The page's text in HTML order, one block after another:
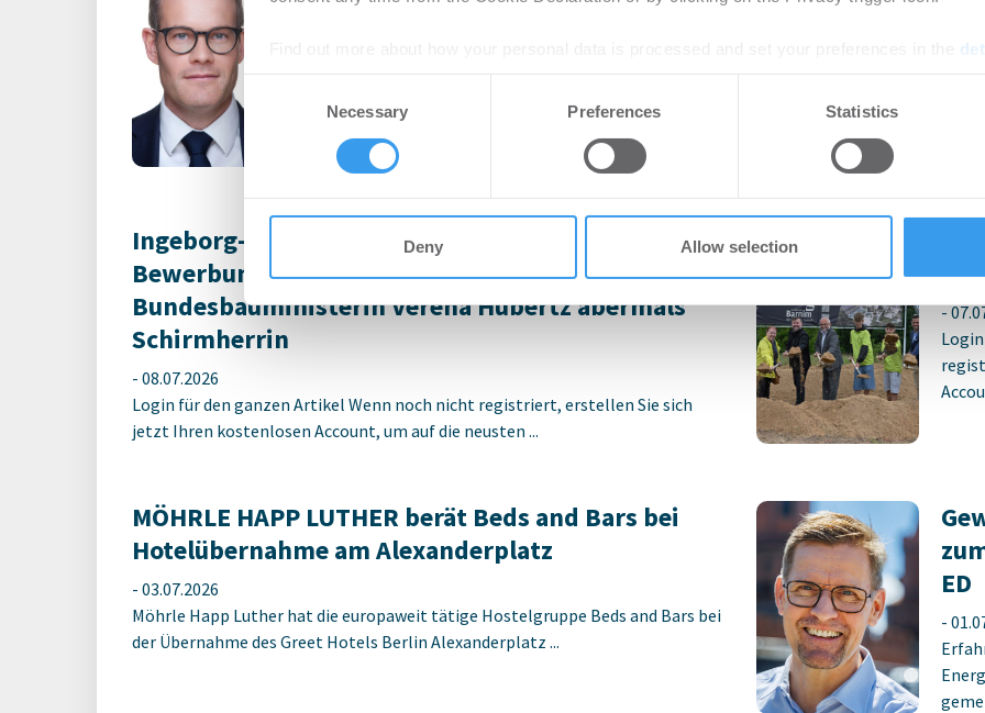
We use cookies to personalise content and ads, to provide social media features and to
other information that you’ve provided to them or that they’ve collected from your use of their
Selection
Necessary Preferences Statistics
Deny Allow selection
-06.08.2026
Login für den ganzen Artikel Wenn noch nicht
registriert, erstellen Sie sich jetzt Ihren kostenlosen
Account, um auf die neusten ...
Ingeborg-Warschke-Nachwuchspreis 2026 –
Bewerbung bis 2. August möglich –
Bundesbauministerin Verena Hubertz abermals
Schirmherrin
- 08.07.2026
Login für den ganzen Artikel Wenn noch nicht registriert, erstellen Sie sich
jetzt Ihren kostenlosen Account, um auf die neusten ...
-
MÖHRLE HAPP LUTHER berät Beds and Bars bei
Hotelübernahme am Alexanderplatz
- 03.07.2026
Möhrle Happ Luther hat die europaweit tätige Hostelgruppe Beds and Bars bei
der Übernahme des Greet Hotels Berlin Alexanderplatz ...
ED
-